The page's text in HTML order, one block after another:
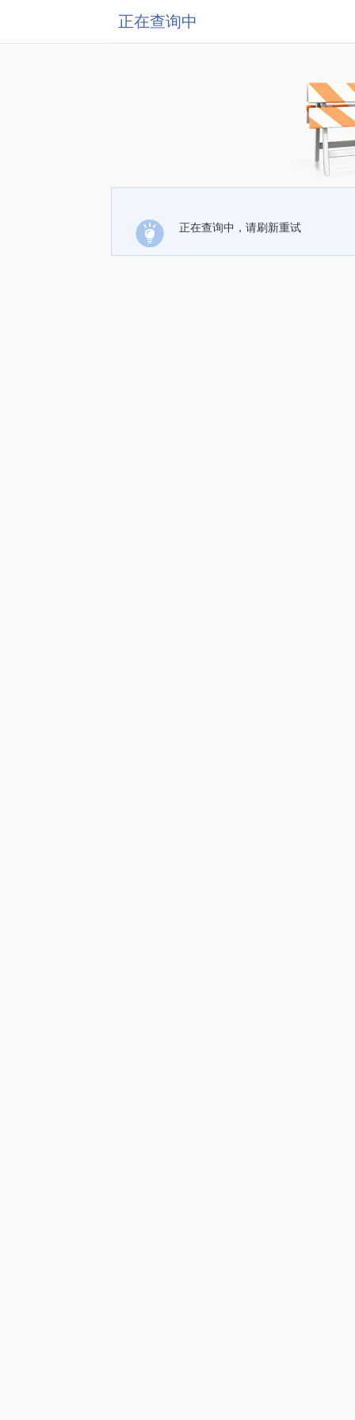
正在查询中
正在查询中，请刷新重试